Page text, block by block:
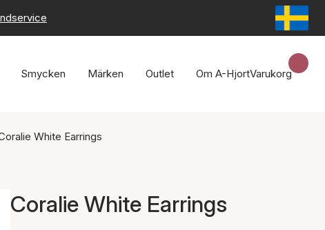
Smycken Märken Outlet Om A-HjortVarukorg
White Earrings
Coralie White Earrings